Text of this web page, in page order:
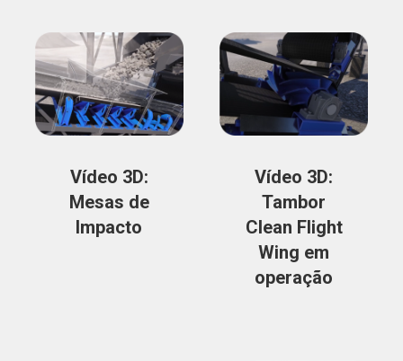
Vídeo 3D:
Mesas de
Impacto
Vídeo 3D:
Tambor
Clean Flight
Wing em
operação